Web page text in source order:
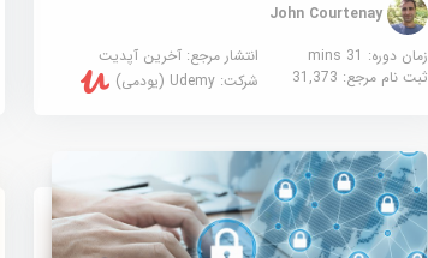
John Courtenay
زمان دوره: 31 mins
انتشار مرجع: آخرین آپدیت
ثبت نام مرجع: 31,373 شرکت: Udemy (یودمی)